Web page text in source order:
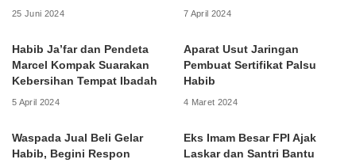
25 Juni 2024 7 April 2024
Habib Ja’far dan Pendeta
Marcel Kompak Suarakan
Kebersihan Tempat Ibadah
5 April 2024
Aparat Usut Jaringan
Pembuat Sertifikat Palsu
Habib
4 Maret 2024
Waspada Jual Beli Gelar
Habib, Begini Respon
Eks Imam Besar FPI Ajak
Laskar dan Santri Bantu